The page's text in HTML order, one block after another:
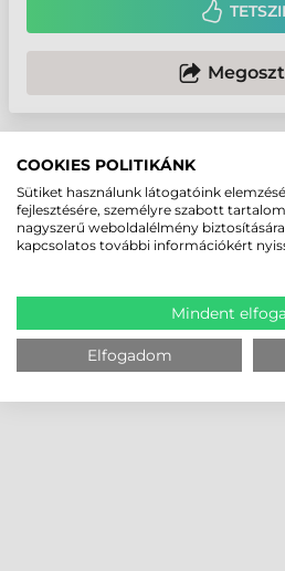
HOZZÁSZÓLOK
COOKIES POLITIKÁNK
Sütiket használunk látogatóink
fejlesztésére, személyre szabott
nagyszerű weboldalélmény
kapcsolatos további információkért
Mindent
Elfogadom